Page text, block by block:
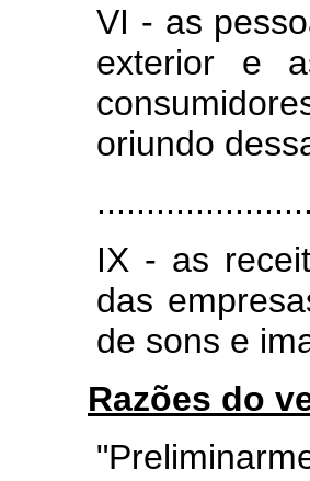
VI - as
exterior e
oriundo
IX - as
das
de sons e
Razões do